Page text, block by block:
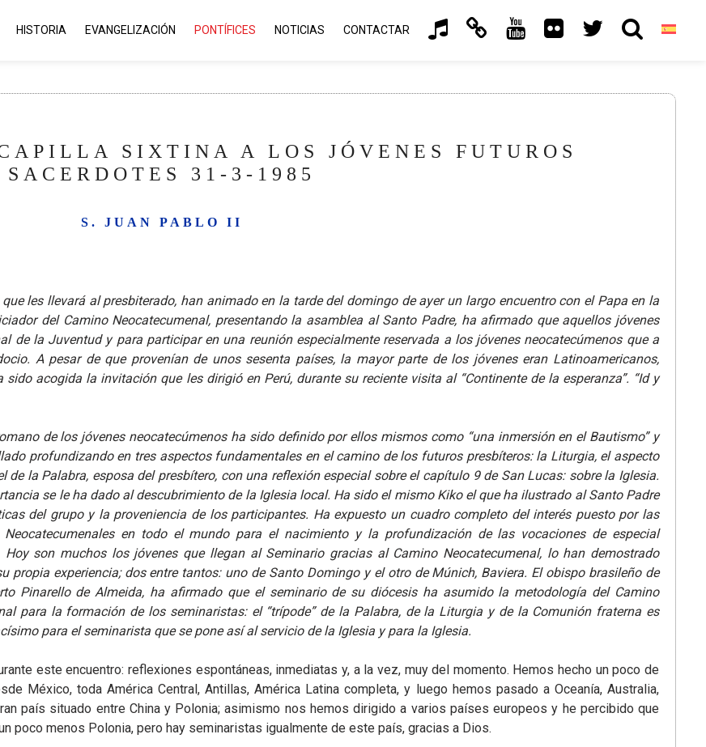
HISTORIA EVANGELIZACIÓN PONTÍFICES NOTICIAS CONTACTAR
SIXTINA A LOS JÓVENES FUTUROS
SACERDOTES 31-3-1985
S. JUAN PABLO II
les llevará al presbiterado, han animado en la tarde del domingo de ayer un largo encuentro con el Papa en la
del Camino Neocatecumenal, presentando la asamblea al Santo Padre, ha afirmado que aquellos jóvenes
de la Juventud y para participar en una reunión especialmente reservada a los jóvenes neocatecúmenos que a
A pesar de que provenían de unos sesenta países, la mayor parte de los jóvenes eran Latinoamericanos,
acogida la invitación que les dirigió en Perú, durante su reciente visita al “Continente de la esperanza”. “Id y
de los jóvenes neocatecúmenos ha sido definido por ellos mismos como “una inmersión en el Bautismo” y
profundizando en tres aspectos fundamentales en el camino de los futuros presbíteros: la Liturgia, el aspecto
de la Palabra, esposa del presbítero, con una reflexión especial sobre el capítulo 9 de San Lucas: sobre la Iglesia.
se le ha dado al descubrimiento de la Iglesia local. Ha sido el mismo Kiko el que ha ilustrado al Santo Padre
del grupo y la proveniencia de los participantes. Ha expuesto un cuadro completo del interés puesto por las
Neocatecumenales en todo el mundo para el nacimiento y la profundización de las vocaciones de especial
Hoy son muchos los jóvenes que llegan al Seminario gracias al Camino Neocatecumenal, lo han demostrado
propia experiencia; dos entre tantos: uno de Santo Domingo y el otro de Múnich, Baviera. El obispo brasileño de
Pinarello de Almeida, ha afirmado que el seminario de su diócesis ha asumido la metodología del Camino
para la formación de los seminaristas: el “trípode” de la Palabra, de la Liturgia y de la Comunión fraterna es
para el seminarista que se pone así al servicio de la Iglesia y para la Iglesia.
este encuentro: reflexiones espontáneas, inmediatas y, a la vez, muy del momento. Hemos hecho un poco de
México, toda América Central, Antillas, América Latina completa, y luego hemos pasado a Oceanía, Australia,
país situado entre China y Polonia; asimismo nos hemos dirigido a varios países europeos y he percibido que
poco menos Polonia, pero hay seminaristas igualmente de este país, gracias a Dios.